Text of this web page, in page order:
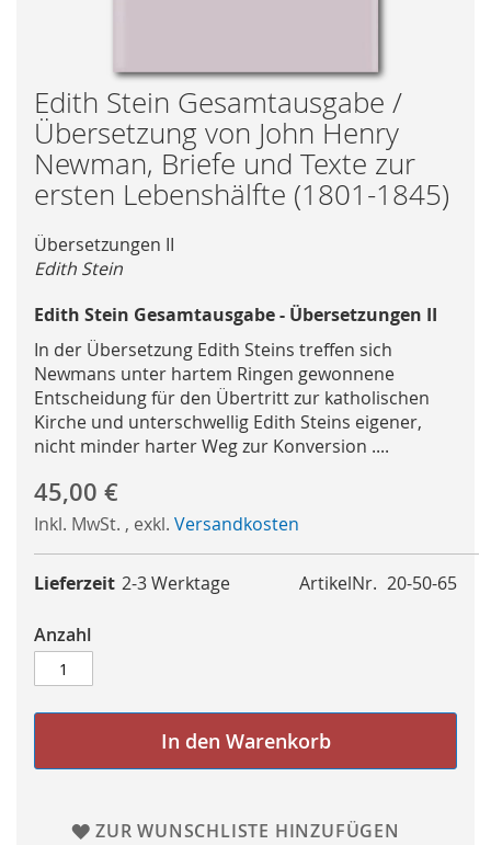
Skip
to
the
beginning
of
images
gallery
Edith Stein Gesamtausgabe /
Übersetzung von John Henry
Newman, Briefe und Texte zur
ersten Lebenshälfte (1801-1845)
Übersetzungen II
Edith Stein
Edith Stein Gesamtausgabe - Übersetzungen II
In der Übersetzung Edith Steins treffen sich
Newmans unter hartem Ringen gewonnene
Entscheidung für den Übertritt zur katholischen
Kirche und unterschwellig Edith Steins eigener,
nicht minder harter Weg zur Konversion ....
45,00 €
Inkl. MwSt. , exkl. Versandkosten
ArtikelNr. 20-50-65
Lieferzeit 2-3 Werktage
Anzahl
In den Warenkorb
ZUR WUNSCHLISTE HINZUFÜGEN